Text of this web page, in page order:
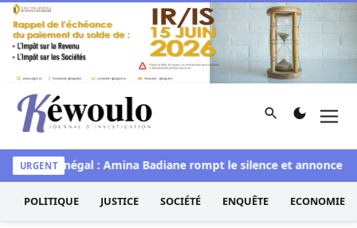
Aller au contenu
Kéwoulo, le premier site d'information et d'investigation
Rechercher
URGENT
Sénégal : Amina Badiane rompt le silence et annonce une
POLITIQUE JUSTICE SOCIÉTÉ ENQUÊTE ECONOMIE